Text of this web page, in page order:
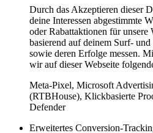
Durch das Akzeptieren dieser
deine Interessen abgestimmte
oder Rabattaktionen für unsere
basierend auf deinem Surf-
sowie deren Erfolge messen.
wir auf dieser Webseite
Meta-Pixel, Microsoft
(RTBHouse), Klickbasierte
Defender
Erweitertes Conversion-